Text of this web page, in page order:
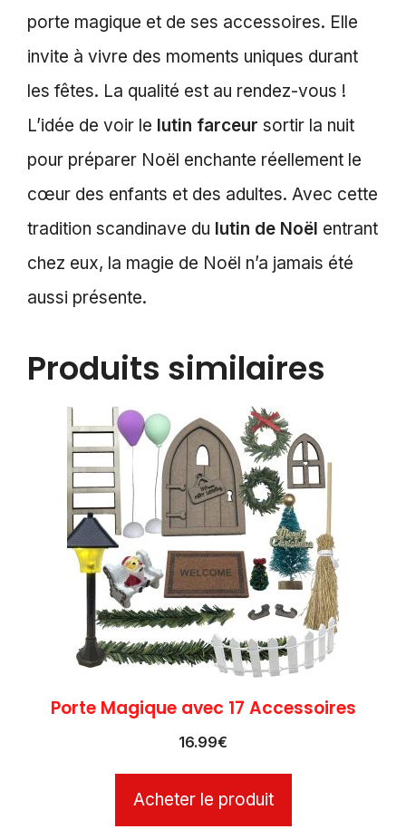
porte magique et de ses accessoires. Elle
invite à vivre des moments uniques durant
les fêtes. La qualité est au rendez-vous !
L’idée de voir le lutin farceur sortir la nuit
pour préparer Noël enchante réellement le
cœur des enfants et des adultes. Avec cette
tradition scandinave du lutin de Noël entrant
chez eux, la magie de Noël n’a jamais été
aussi présente.
Produits similaires
Porte Magique avec 17 Accessoires
16.99€
Acheter le produit